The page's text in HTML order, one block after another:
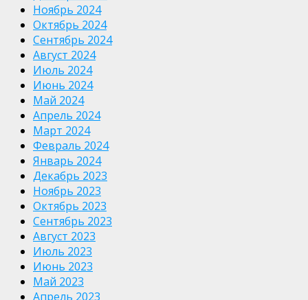
Ноябрь 2024
Октябрь 2024
Сентябрь 2024
Август 2024
Июль 2024
Июнь 2024
Май 2024
Апрель 2024
Март 2024
Февраль 2024
Январь 2024
Декабрь 2023
Ноябрь 2023
Октябрь 2023
Сентябрь 2023
Август 2023
Июль 2023
Июнь 2023
Май 2023
Апрель 2023